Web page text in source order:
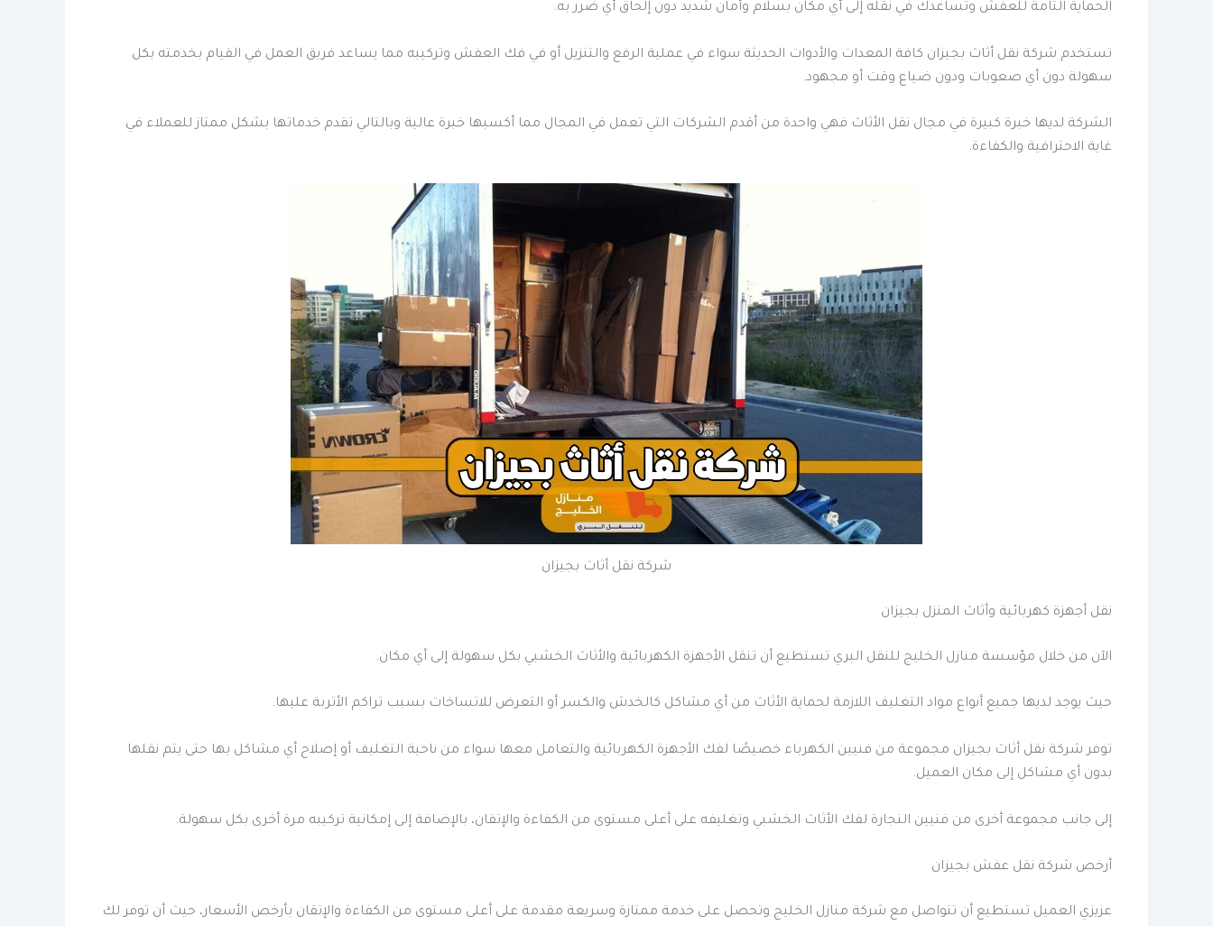
الحماية التامة للعفش وتساعدك في نقله إلى أي مكان بسلام وأمان شديد دون إلحاق أي ضرر به.
تستخدم شركة نقل أثاث بجيزان كافة المعدات والأدوات الحديثة سواء في عملية الرفع والتنزيل أو في فك العفش وتركيبه مما يساعد فريق العمل في القيام بخدمته بكل
سهولة دون أي صعوبات ودون ضياع وقت أو مجهود.
الشركة لديها خبرة كبيرة في مجال نقل الأثاث فهي واحدة من أقدم الشركات التي تعمل في المجال مما أكسبها خبرة عالية وبالتالي تقدم خدماتها بشكل ممتاز للعملاء في
غاية الاحترافية والكفاءة.
شركة نقل أثاث بجيزان
نقل أجهزة كهربائية وأثاث المنزل بجيزان
الآن من خلال مؤسسة منازل الخليج للنقل البري تستطيع أن تنقل الأجهزة الكهربائية والأثاث الخشبي بكل سهولة إلى أي مكان.
حيث يوجد لديها جميع أنواع مواد التغليف اللازمة لحماية الأثاث من أي مشاكل كالخدش والكسر أو التعرض للاتساخات بسبب تراكم الأتربة عليها.
توفر شركة نقل أثاث بجيزان مجموعة من فنيين الكهرباء خصيصًا لفك الأجهزة الكهربائية والتعامل معها سواء من ناحية التغليف أو إصلاح أي مشاكل بها حتى يتم نقلها
بدون أي مشاكل إلى مكان العميل.
إلى جانب مجموعة أخرى من فنيين النجارة لفك الأثاث الخشبي وتغليفه على أعلى مستوى من الكفاءة والإتقان، بالإضافة إلى إمكانية تركيبه مرة أخرى بكل سهولة.
أرخص شركة نقل عفش بجيزان
عزيزي العميل تستطيع أن تتواصل مع شركة منازل الخليج وتحصل على خدمة ممتازة وسريعة مقدمة على أعلى مستوى من الكفاءة والإتقان بأرخص الأسعار، حيث أن توفر لك